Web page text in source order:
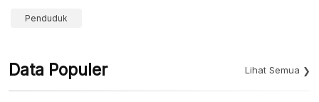
Penduduk
Data Populer Lihat Semua